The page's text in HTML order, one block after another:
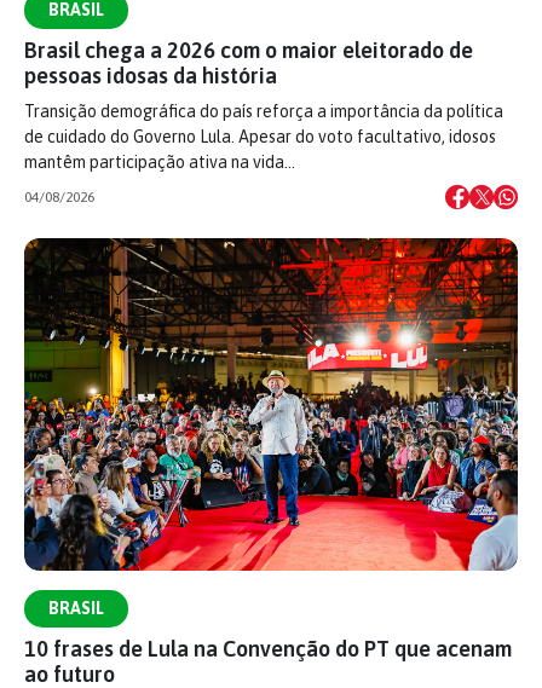
BRASIL
Brasil chega a 2026 com o maior eleitorado de
pessoas idosas da história
Transição demográfica do país reforça a importância da política
de cuidado do Governo Lula. Apesar do voto facultativo, idosos
mantêm participação ativa na vida…
04/08/2026
BRASIL
10 frases de Lula na Convenção do PT que acenam
ao futuro